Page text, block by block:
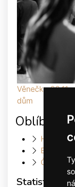
Věnečky 29.11.
dům
Oblíbené
Heller
Elis
Český
Statistiky